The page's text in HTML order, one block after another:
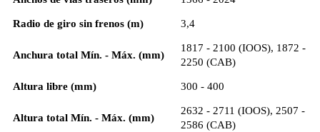
Radio de giro sin frenos (m) 3,4
Anchura total Mín. - Máx. (mm)
1817 - 2100 (IOOS), 1872 -
2250 (CAB)
Altura libre (mm) 300 - 400
Altura total Mín. - Máx. (mm)
2632 - 2711 (IOOS), 2507 -
2586 (CAB)